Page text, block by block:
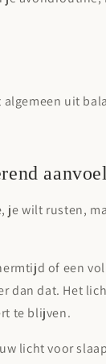
uit
je wilt rusten,
of een
dan dat. Het
te blijven.
licht voor slaap